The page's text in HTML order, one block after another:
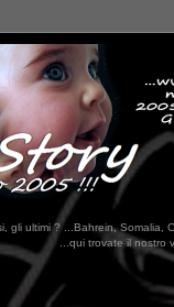
gli ultimi ? ...Bahrein,
viaggio in MESSICO 2023...